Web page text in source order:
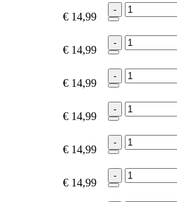
€ 14,99
-
€ 14,99
-
€ 14,99
-
€ 14,99
-
€ 14,99
-
€ 14,99
-